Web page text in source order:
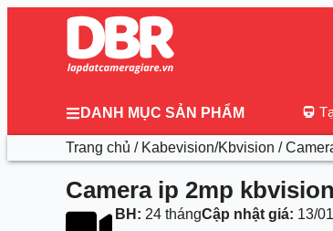
DANH MỤC SẢN PHẨM
Trang chủ / Kabevision/Kbvision /
Camera ip 2mp
BH: 24 thángCập nhật giá: 13/